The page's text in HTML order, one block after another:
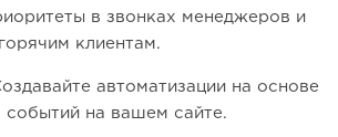
в звонках менеджеров и
клиентам.
автоматизации на основе
на вашем сайте.